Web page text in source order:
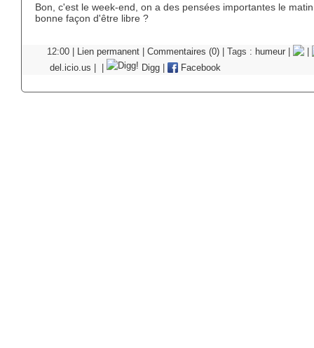
Bon, c'est le week-end, on a des pensées importantes le
bonne façon d'être libre ?
12:00 | Lien permanent Commentaires (0) | Tags : humeur
del.icio.us
Digg Facebook